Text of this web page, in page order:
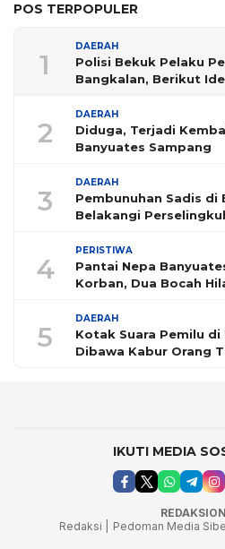
POS TERPOPULER
1
DAERAH
Polisi Bekuk Pelaku
Bangkalan, Berikut
2
DAERAH
Diduga, Terjadi
Banyuates Sampang
3
DAERAH
Pembunuhan Sadis di
Belakangi
4
PERISTIWA
Pantai Nepa
Korban, Dua Bocah
5
DAERAH
Kotak Suara Pemilu
Dibawa Kabur Orang
IKUTI MEDIA
Redaksi |
Pedoman Media